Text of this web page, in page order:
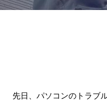
先日、パソコンのトラブ